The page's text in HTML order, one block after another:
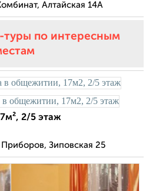
Алтайская 14А
туры по интересным
2/5 этаж
Зиповская 25